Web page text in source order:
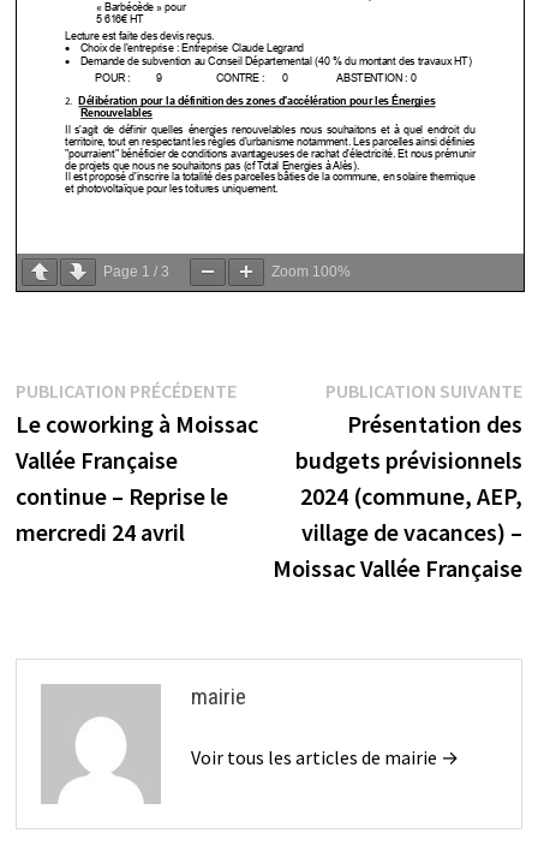
Page 1 / 3 Zoom 100%
Navigation
de
l’article
PUBLICATION PRÉCÉDENTEPublication
précédente :
Le coworking à Moissac
Vallée Française
continue – Reprise le
mercredi 24 avril
PUBLICATION SUIVANTE
Présentation des
budgets prévisionnels
2024 (commune, AEP,
village de vacances) –
Moissac Vallée Française
mairie
Voir tous les articles de mairie →